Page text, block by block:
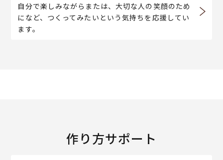
自分で楽しみながらまたは、大切な人の笑顔のため
になど、つくってみたいという気持ちを応援してい
ます。
作り方サポート